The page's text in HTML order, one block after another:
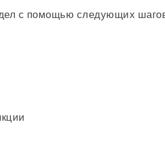
с помощью следующих